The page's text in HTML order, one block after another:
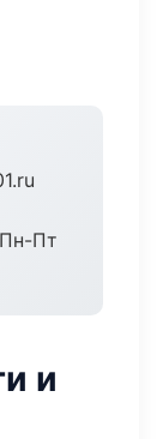
Пт
и